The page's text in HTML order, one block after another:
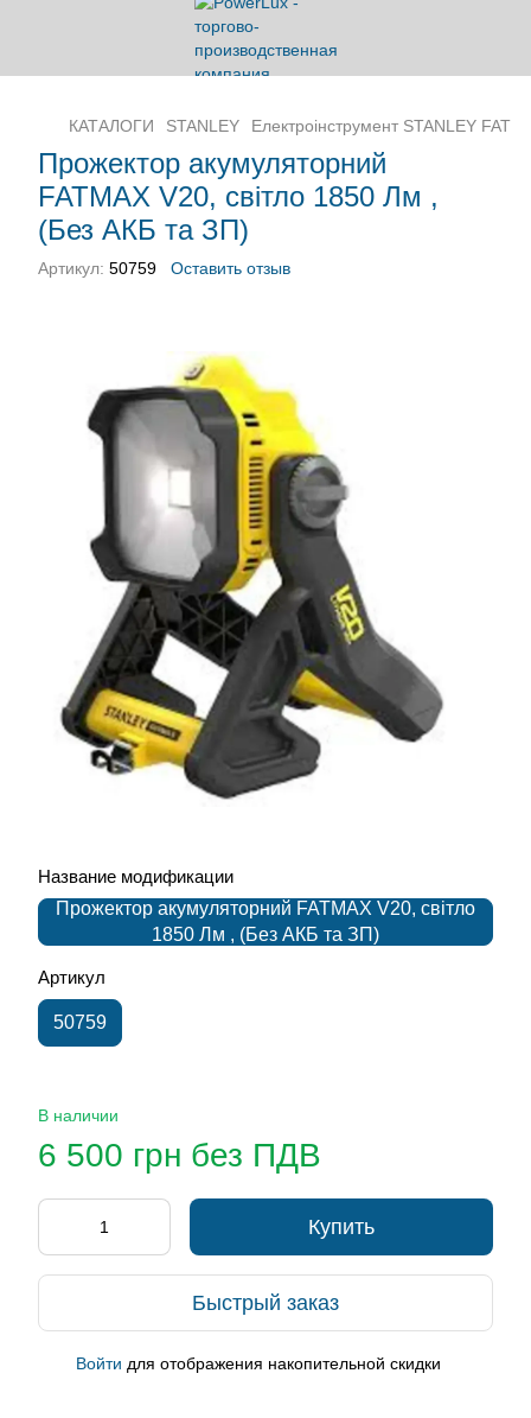
КАТАЛОГИ STANLEY Електроінструмент STANLEY
Прожектор акумуляторний
FATMAX V20, світло 1850 Лм ,
(Без АКБ та ЗП)
Артикул: 50759 Оставить отзыв
Название модификации
Прожектор акумуляторний FATMAX V20, світло
1850 Лм , (Без АКБ та ЗП)
Артикул
50759
В наличии
6 500 грн без ПДВ
Купить
Быстрый заказ
Войти для отображения накопительной скидки